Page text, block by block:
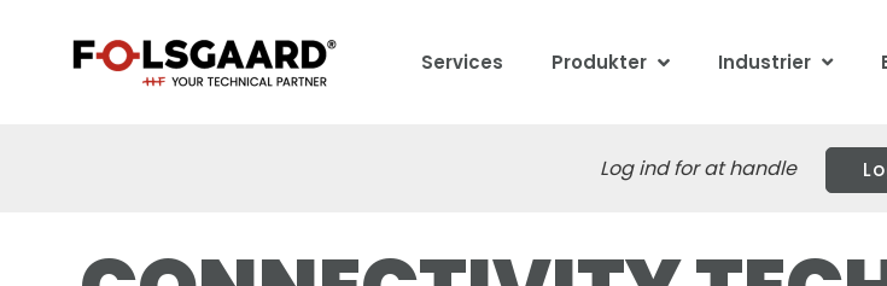
Services Produkter Industrier
Log ind for at handle